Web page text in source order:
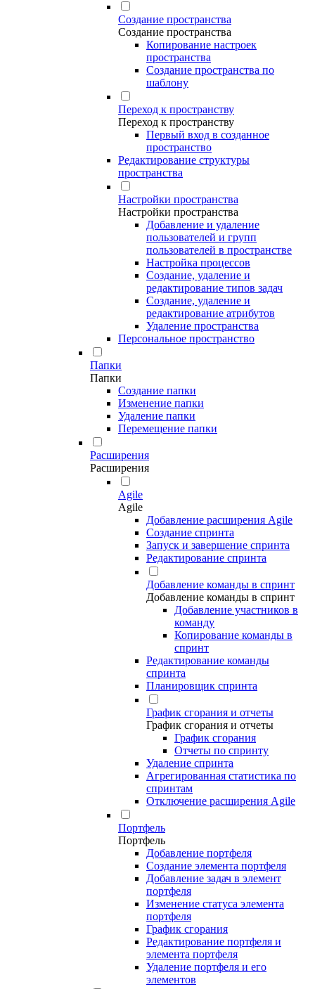
Создание пространства
Создание пространства
Копирование настроек
пространства
Создание пространства по
шаблону
Переход к пространству
Переход к пространству
Первый вход в созданное
пространство
Редактирование структуры
пространства
Настройки пространства
Настройки пространства
Добавление и удаление
пользователей и групп
пользователей в пространстве
Настройка процессов
Создание, удаление и
редактирование типов задач
Создание, удаление и
редактирование атрибутов
Удаление пространства
Персональное пространство
Папки
Папки
Создание папки
Изменение папки
Удаление папки
Перемещение папки
Расширения
Расширения
Agile
Agile
Добавление расширения Agile
Создание спринта
Запуск и завершение спринта
Редактирование спринта
Добавление команды в спринт
Добавление команды в спринт
Добавление участников в
команду
Копирование команды в
спринт
Редактирование команды
спринта
Планировщик спринта
График сгорания и отчеты
График сгорания и отчеты
График сгорания
Отчеты по спринту
Удаление спринта
Агрегированная статистика по
спринтам
Отключение расширения Agile
Портфель
Портфель
Добавление портфеля
Создание элемента портфеля
Добавление задач в элемент
портфеля
Изменение статуса элемента
портфеля
График сгорания
Редактирование портфеля и
элемента портфеля
Удаление портфеля и его
элементов